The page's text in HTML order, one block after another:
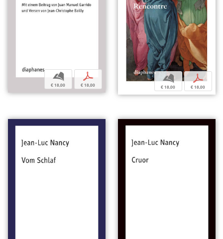
b
€ 18,00
p
€ 18,00
b
€ 18,00
p
€ 18,00